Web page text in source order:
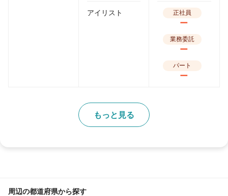
アイリスト 正社員
ー
業務委託
ー
パート
ー
もっと見る
周辺の都道府県から探す